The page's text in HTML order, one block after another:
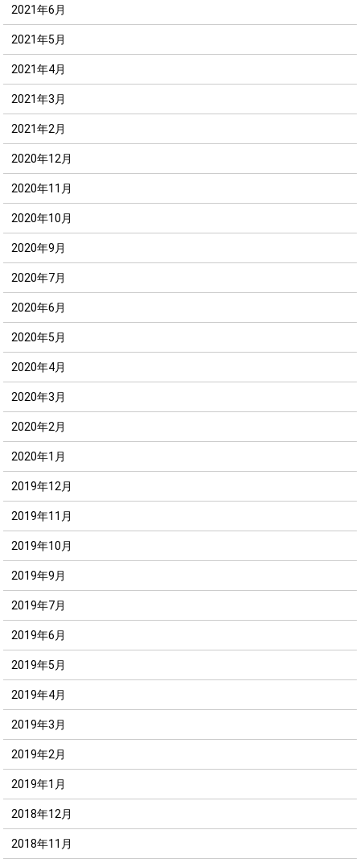
2021年6月
2021年5月
2021年4月
2021年3月
2021年2月
2020年12月
2020年11月
2020年10月
2020年9月
2020年7月
2020年6月
2020年5月
2020年4月
2020年3月
2020年2月
2020年1月
2019年12月
2019年11月
2019年10月
2019年9月
2019年7月
2019年6月
2019年5月
2019年4月
2019年3月
2019年2月
2019年1月
2018年12月
2018年11月